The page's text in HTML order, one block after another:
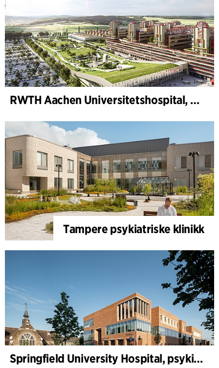
RWTH Aachen Universitetshospital, utvidelse
Tampere psykiatriske klinikk
Springfield University Hospital, psykiatri